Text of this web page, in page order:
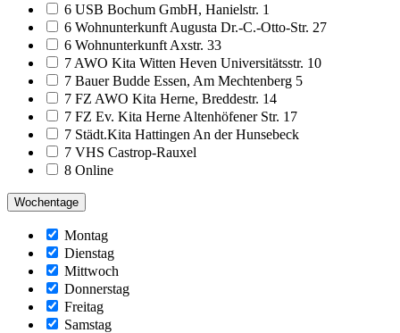
6 USB Bochum GmbH, Hanielstr. 1
6 Wohnunterkunft Augusta Dr.-C.-Otto-Str. 27
6 Wohnunterkunft Axstr. 33
7 AWO Kita Witten Heven Universitätsstr. 10
7 Bauer Budde Essen, Am Mechtenberg 5
7 FZ AWO Kita Herne, Breddestr. 14
7 FZ Ev. Kita Herne Altenhöfener Str. 17
7 Städt.Kita Hattingen An der Hunsebeck
7 VHS Castrop-Rauxel
8 Online
Wochentage
Montag
Dienstag
Mittwoch
Donnerstag
Freitag
Samstag